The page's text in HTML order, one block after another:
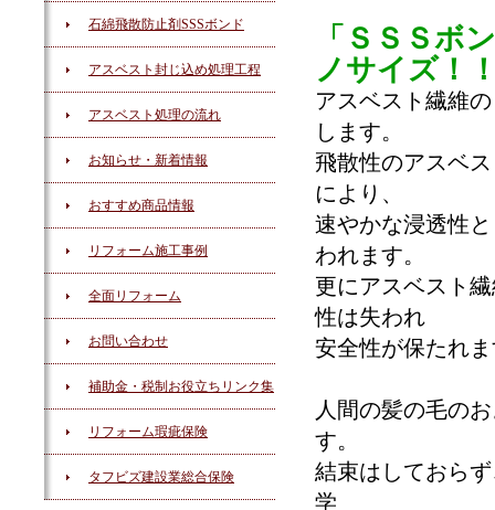
石綿飛散防止剤SSSボンド
アスベスト封じ込め処理工程
アスベスト処理の流れ
お知らせ・新着情報
おすすめ商品情報
リフォーム施工事例
全面リフォーム
お問い合わせ
補助金・税制お役立ちリンク集
リフォーム瑕疵保険
タフビズ建設業総合保険
「ＳＳＳボ
ノサイズ！
アスベスト繊維
します。
飛散性のアスベ
により、
速やかな浸透性
われます。
更にアスベスト
性は失われ
安全性が保たれ
人間の髪の毛の
す。
結束はしておら
学